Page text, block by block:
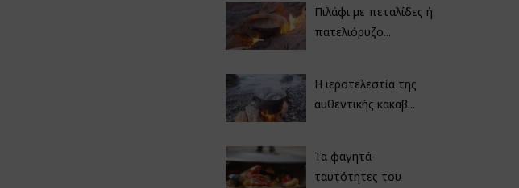
Πιλάφι με πεταλίδες ή
πατελιόρυζο...
Η ιεροτελεστία της
αυθεντικής κακαβ...
Τα φαγητά-
ταυτότητες του